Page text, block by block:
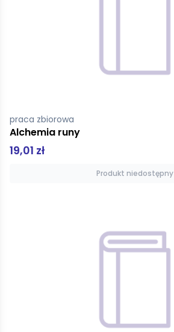
praca zbiorowa
Alchemia runy
19,01 zł
Produkt niedostępny